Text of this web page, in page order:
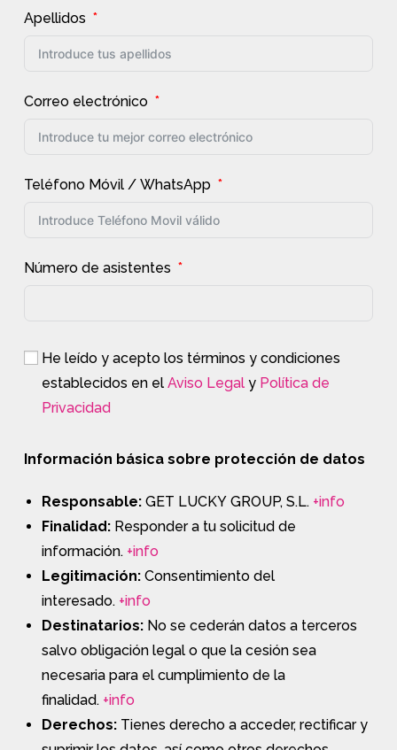
Apellidos
Correo electrónico
Teléfono Móvil / WhatsApp
Número de asistentes
He leído y acepto los términos y condiciones
establecidos en el Aviso Legal y Política de
Privacidad
Información básica sobre protección de datos
Responsable: GET LUCKY GROUP, S.L. +info
Finalidad: Responder a tu solicitud de
información. +info
Legitimación: Consentimiento del
interesado. +info
Destinatarios: No se cederán datos a terceros
salvo obligación legal o que la cesión sea
necesaria para el cumplimiento de la
finalidad. +info
Derechos: Tienes derecho a acceder, rectificar y